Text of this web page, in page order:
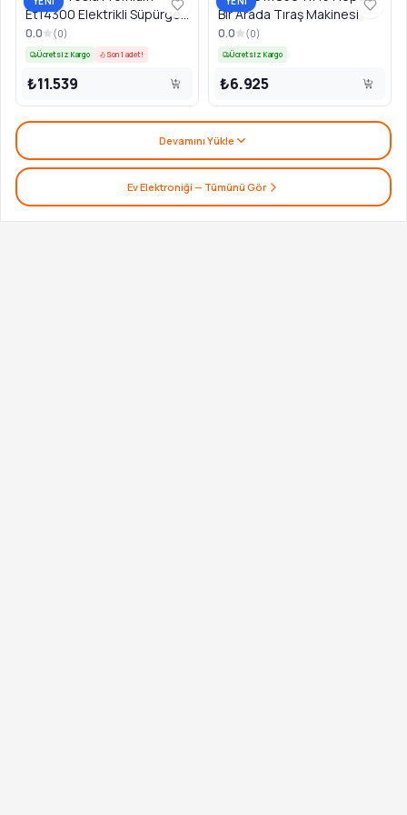
Et14300 Elektrikli Süpürge
Rose
0.0 (0)
Ücretsiz Kargo Son 1 adet!
₺11.539
Bir Arada Tıraş Makinesi
0.0 (0)
Ücretsiz Kargo
₺6.925
Devamını Yükle
Ev Elektroniği — Tümünü Gör